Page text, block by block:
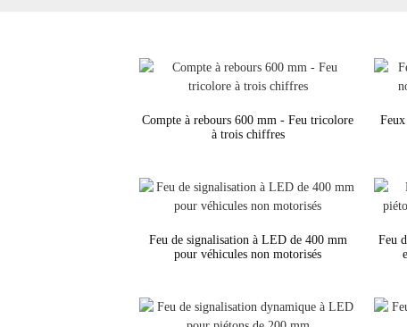
Compte à rebours 600 mm - Feu tricolore
à trois chiffres
Feu de signalisation à LED de 400 mm
pour véhicules non motorisés
Feu